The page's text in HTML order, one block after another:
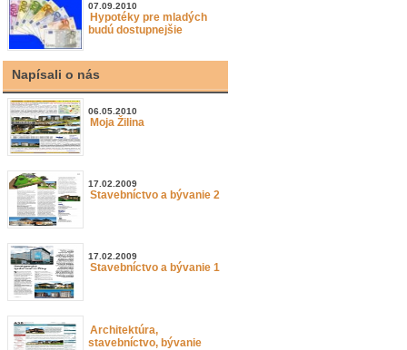
07.09.2010
Hypotéky pre mladých
budú dostupnejšie
Napísali o nás
06.05.2010
Moja Žilina
17.02.2009
Stavebníctvo a bývanie 2
17.02.2009
Stavebníctvo a bývanie 1
Architektúra,
stavebníctvo, bývanie